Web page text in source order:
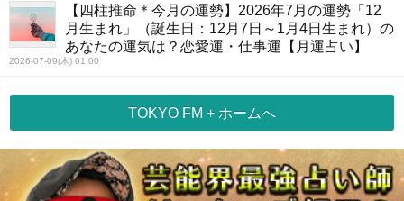
【四柱推命＊今月の運勢】2026年7月の運勢「12
月生まれ」（誕生日：12月7日～1月4日生まれ）の
あなたの運気は？恋愛運・仕事運【月運占い】
2026-07-09(木) 01:00
TOKYO FM + ホームへ